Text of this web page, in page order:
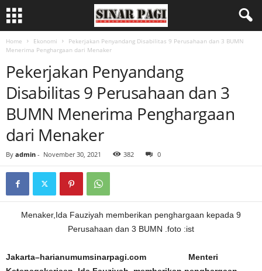
Home Ekonomi
Pekerjakan Penyandang Disabilitas 9 Perusahaan dan 3 BUMN
Menerima Penghargaan dari Menaker
Pekerjakan Penyandang
Disabilitas 9 Perusahaan dan 3
BUMN Menerima Penghargaan
dari Menaker
By admin - November 30, 2021 382 0
Menaker,Ida Fauziyah memberikan penghargaan kepada 9
Perusahaan dan 3 BUMN .foto :ist
Jakarta–harianumumsinarpagi.com Menteri